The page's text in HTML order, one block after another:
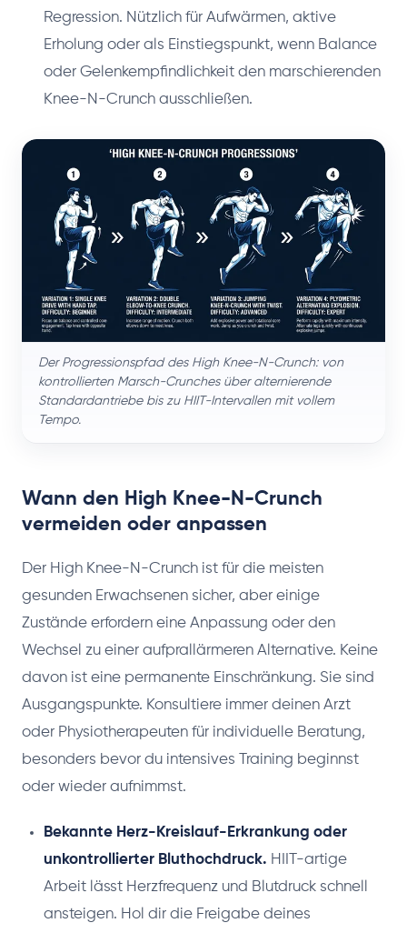
Regression. Nützlich für Aufwärmen, aktive
Erholung oder als Einstiegspunkt, wenn Balance
oder Gelenkempfindlichkeit den marschierenden
Knee-N-Crunch ausschließen.
Der Progressionspfad des High Knee-N-Crunch: von
kontrollierten Marsch-Crunches über alternierende
Standardantriebe bis zu HIIT-Intervallen mit vollem
Tempo.
Wann den High Knee-N-Crunch
vermeiden oder anpassen
Der High Knee-N-Crunch ist für die meisten
gesunden Erwachsenen sicher, aber einige
Zustände erfordern eine Anpassung oder den
Wechsel zu einer aufprallärmeren Alternative. Keine
davon ist eine permanente Einschränkung. Sie sind
Ausgangspunkte. Konsultiere immer deinen Arzt
oder Physiotherapeuten für individuelle Beratung,
besonders bevor du intensives Training beginnst
oder wieder aufnimmst.
Bekannte Herz-Kreislauf-Erkrankung oder
unkontrollierter Bluthochdruck. HIIT-artige
Arbeit lässt Herzfrequenz und Blutdruck schnell
ansteigen. Hol dir die Freigabe deines